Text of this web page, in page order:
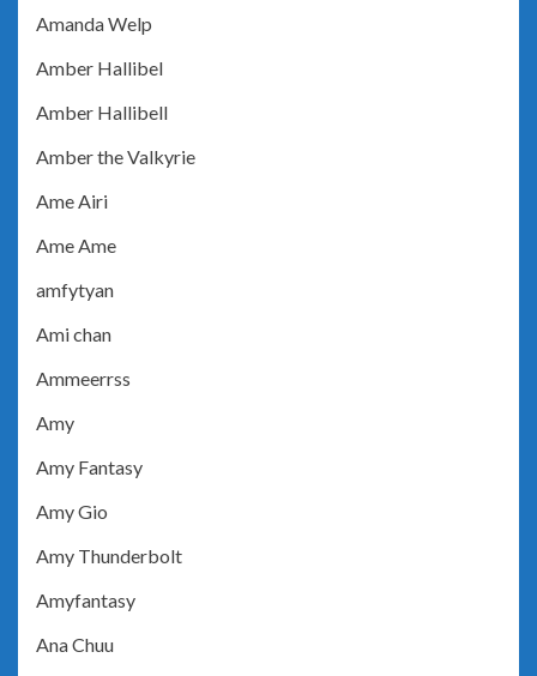
Amanda Welp
Amber Hallibel
Amber Hallibell
Amber the Valkyrie
Ame Airi
Ame Ame
amfytyan
Ami chan
Ammeerrss
Amy
Amy Fantasy
Amy Gio
Amy Thunderbolt
Amyfantasy
Ana Chuu